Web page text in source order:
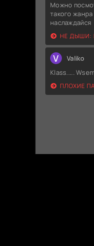
Можно
такого
наслаждайся
НЕ ДЫШИ:
V Valiko
Klass.....
ПЛОХИЕ